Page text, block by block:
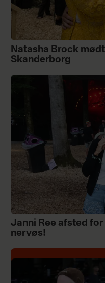
Natasha Brock
Skanderborg
Janni Ree afsted
nervøs!